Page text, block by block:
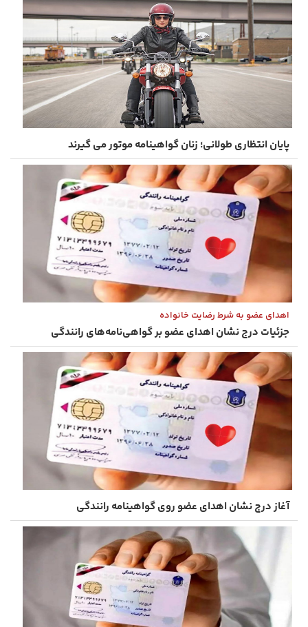
پایان انتظاری طولانی؛ زنان گواهینامه موتور می گیرند
اهدای عضو به شرط رضایت خانواده
جزئیات درج نشان اهدای عضو بر گواهی‌نامه‌های رانندگی
آغاز درج نشان اهدای عضو روی گواهینامه رانندگی